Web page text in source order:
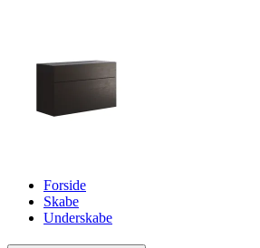
Forside
Skabe
Underskabe